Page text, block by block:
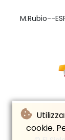
cookie.
M.Rubio--